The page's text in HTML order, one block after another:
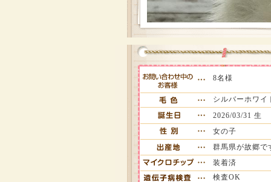
8名様
シルバーホワイ
2026/03/31 生
女の子
群馬県が故郷で
装着済
検査OK